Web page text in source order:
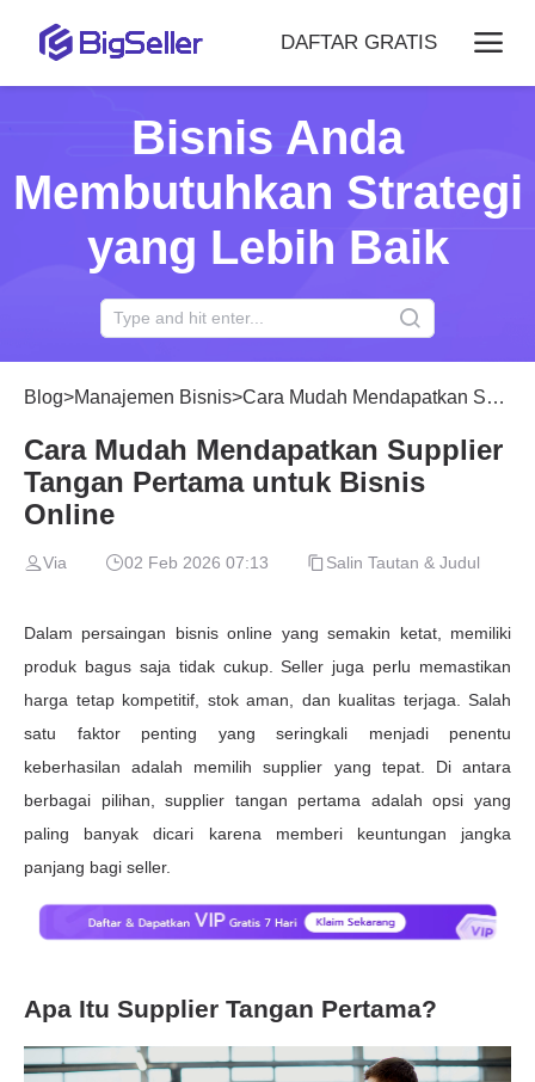
DAFTAR GRATIS
Bisnis Anda
Membutuhkan Strategi
yang Lebih Baik
Blog>Manajemen Bisnis>Cara Mudah Mendapatkan Supplier Tangan Pertama untuk Bisnis Online
Cara Mudah Mendapatkan Supplier
Tangan Pertama untuk Bisnis
Online
Via 02 Feb 2026 07:13 Salin Tautan & Judul